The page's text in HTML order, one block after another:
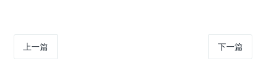
上一篇 下一篇